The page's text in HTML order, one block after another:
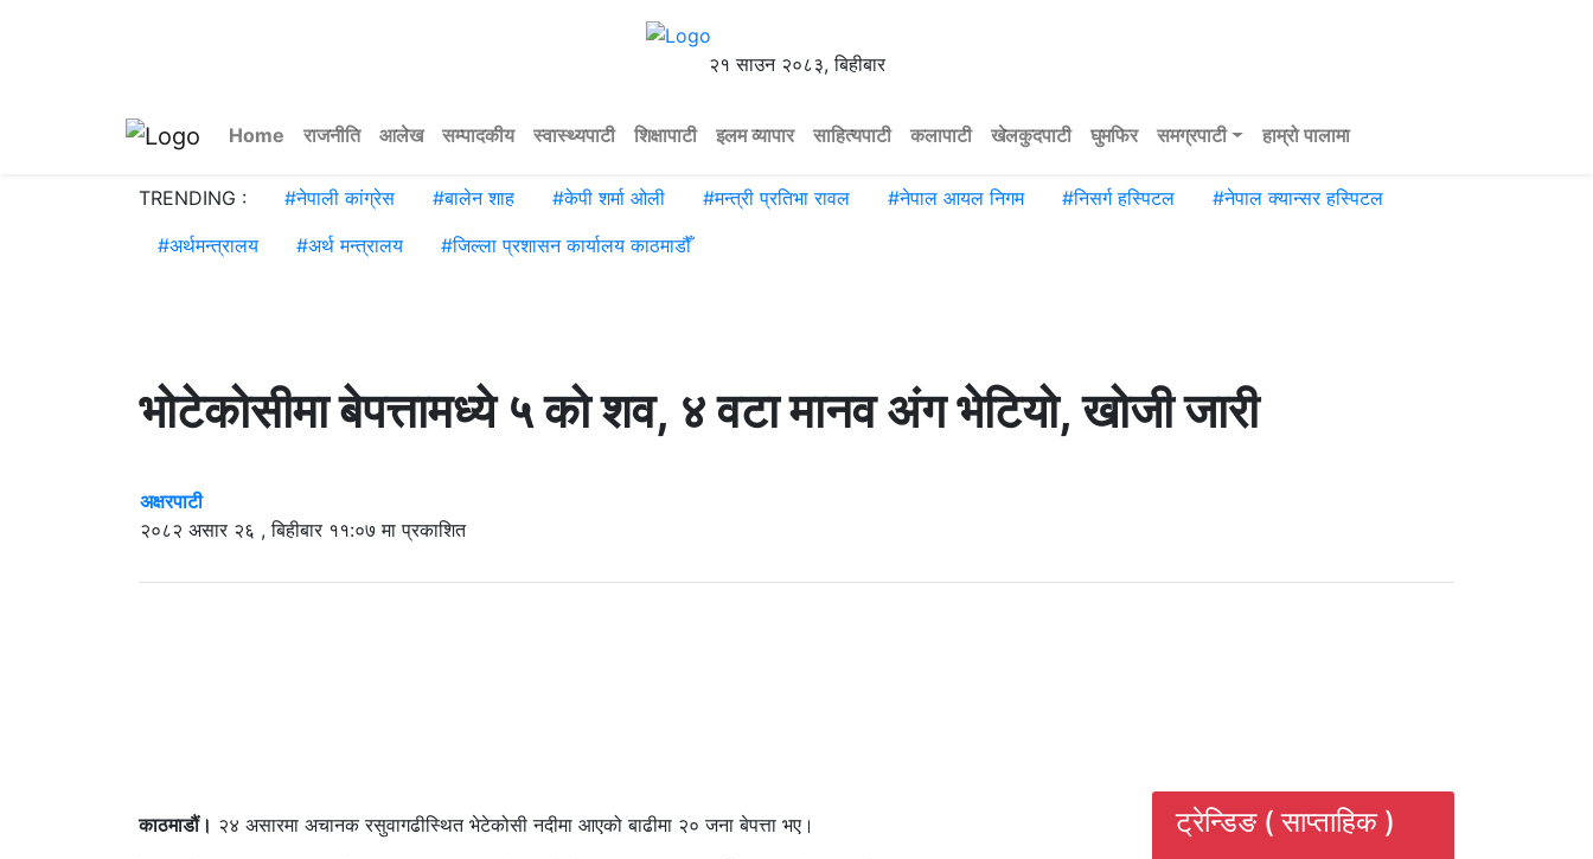
२१ साउन २०८३, बिहीबार
Home राजनीति आलेख सम्पादकीय स्वास्थ्यपाटी शिक्षापाटी इलम व्यापार साहित्यपाटी कलापाटी खेलकुदपाटी घुमफिर समग्रपाटी हाम्रो पालामा
TRENDING : #नेपाली कांग्रेस #बालेन शाह #केपी शर्मा ओली #मन्त्री प्रतिभा रावल #नेपाल आयल निगम #निसर्ग हस्पिटल #नेपाल क्यान्सर हस्पिटल
#अर्थमन्त्रालय #अर्थ मन्त्रालय #जिल्ला प्रशासन कार्यालय काठमाडौँ
भोटेकोसीमा बेपत्तामध्ये ५ को शव, ४ वटा मानव अंग भेटियो, खोजी जारी
अक्षरपाटी
२०८२ असार २६ , बिहीबार ११:०७ मा प्रकाशित
काठमाडौं। २४ असारमा अचानक रसुवागढीस्थित भेटेकोसी नदीमा आएको बाढीमा २० जना बेपत्ता भए।
ट्रेन्डिङ ( साप्ताहिक )